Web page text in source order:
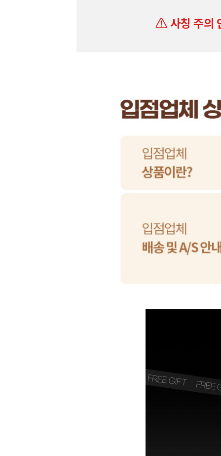
사칭 주의